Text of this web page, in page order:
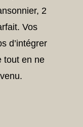
2
Vos
d’intégrer
tout en ne